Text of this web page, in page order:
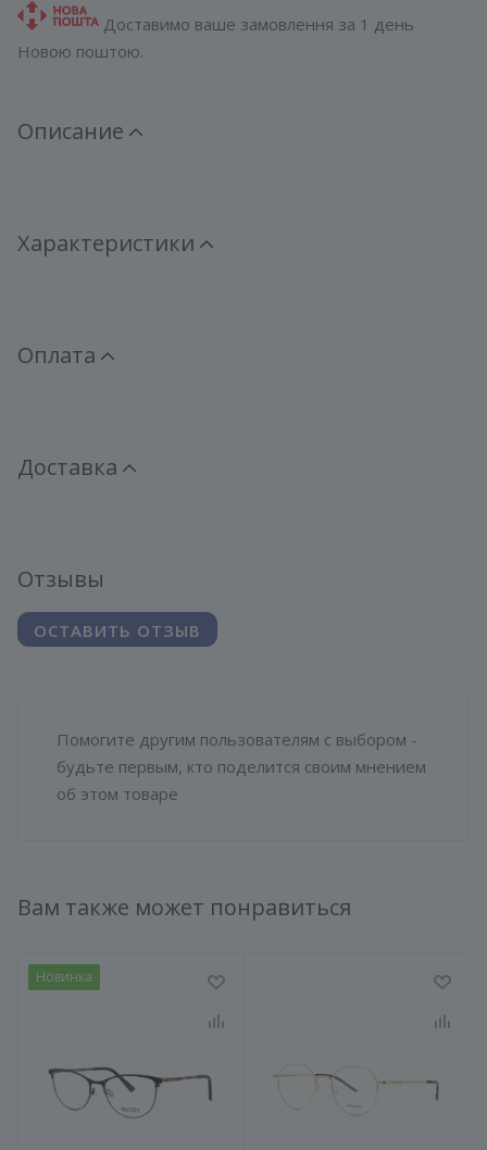
Доставимо ваше замовлення за 1 день
Новою поштою.
Описание
Характеристики
Оплата
Доставка
Отзывы
ОСТАВИТЬ ОТЗЫВ
Помогите другим пользователям с выбором -
будьте первым, кто поделится своим мнением
об этом товаре
Вам также может понравиться
Новинка